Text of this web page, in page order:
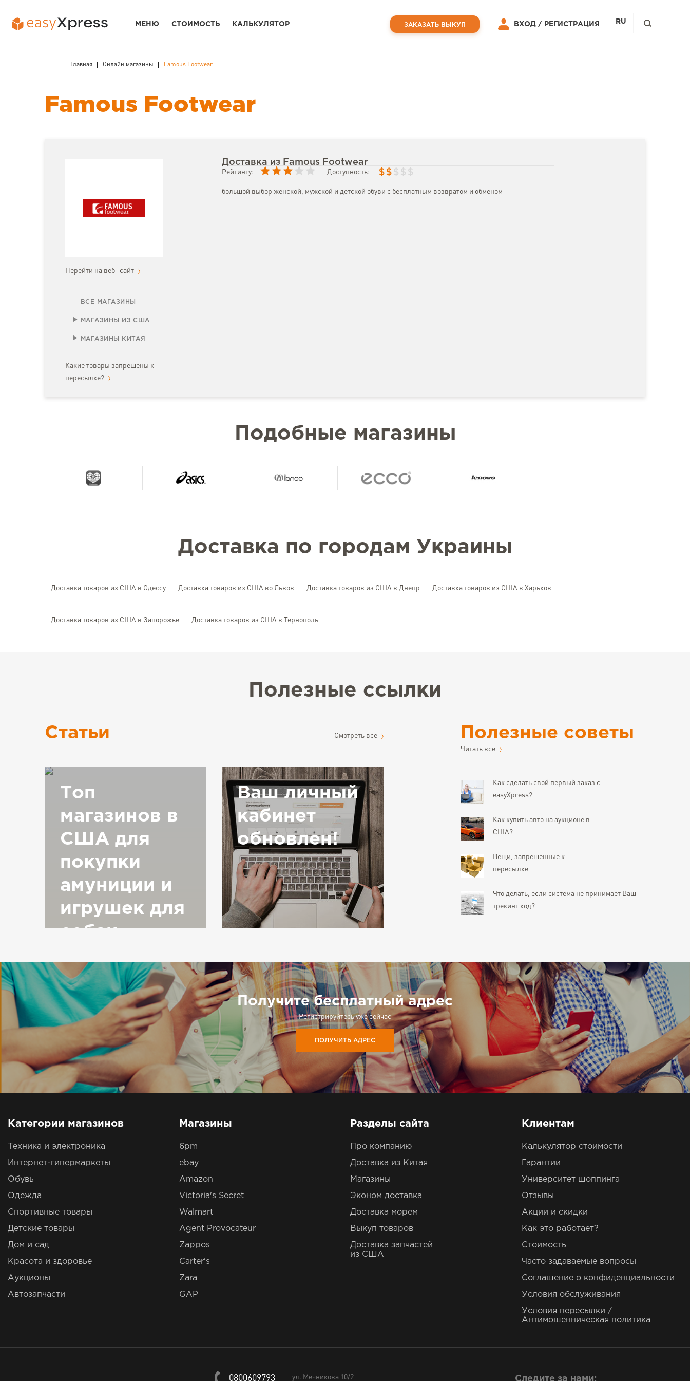
Famous Footwear
Главная Онлайн магазины Famous Footwear
Перейти на веб- сайт
ВСЕ МАГАЗИНЫ
МАГАЗИНЫ ИЗ США
МАГАЗИНЫ КИТАЯ
Какие товары запрещены к
пересылке?
Доставка из Famous Footwear
Рейтингу: Доступность: $ $ $ $ $
большой выбор женской, мужской и детской обуви с бесплатным возвратом и обменом
Подобные магазины
Доставка по городам Украины
Доставка товаров из США в Одессу Доставка товаров из США во Львов Доставка товаров из США в Днепр Доставка товаров из США в Харьков
Доставка товаров из США в Запорожье Доставка товаров из США в Тернополь
Полезные ссылки
Статьи Cмотреть все
Топ
магазинов в
США для
покупки
амуниции и
игрушек для
собак
Ваш личный
кабинет
обновлен!
Полезные советы
Читать все
Как сделать свой первый заказ с
easyXpress?
Как купить авто на аукционе в
США?
Вещи, запрещенные к
пересылке
Что делать, если система не принимает Ваш
трекинг код?
Получите бесплатный адрес
Регистрируйтесь уже сейчас
ПОЛУЧИТЬ АДРЕС
МЕНЮ СТОИМОСТЬ КАЛЬКУЛЯТОР ЗАКАЗАТЬ ВЫКУП ВХОД / РЕГИСТРАЦИЯ RU
Категории магазинов
Техника и электроника
Интернет-гипермаркеты
Обувь
Одежда
Спортивные товары
Детские товары
Дом и сад
Красота и здоровье
Аукционы
Автозапчасти
Магазины
6pm
ebay
Amazon
Victoria's Secret
Walmart
Agent Provocateur
Zappos
Carter's
Zara
GAP
Разделы сайта
Про компанию
Доставка из Китая
Магазины
Эконом доставка
Доставка морем
Выкуп товаров
Доставка запчастей
из США
Клиентам
Калькулятор стоимости
Гарантии
Университет шоппинга
Отзывы
Акции и скидки
Как это работает?
Стоимость
Часто задаваемые вопросы
Соглашение о конфиденциальности
Условия обслуживания
Условия пересылки /
Антимошенническая политика
0800609793 ул. Мечникова 10/2 Следите за нами: